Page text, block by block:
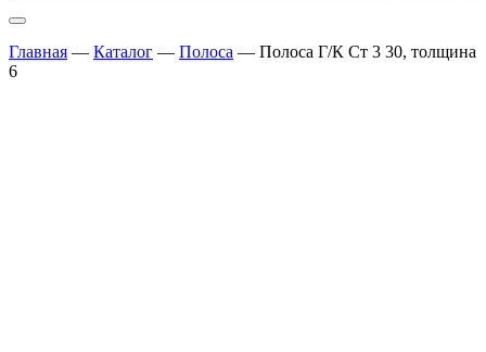
Главная — Каталог — Полоса — Полоса Г/К Ст 3 30, толщина
6